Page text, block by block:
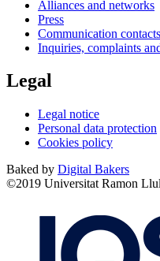
Alliances and networks
Press
Communication contacts
Inquiries, complaints
Legal
Legal notice
Personal data protection
Cookies policy
Baked by Digital Bakers
©2019 Universitat Ramon